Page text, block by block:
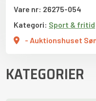
Vare nr: 26275-054
Kategori: Sport & fritid
- Auktionshuset
KATEGORIER